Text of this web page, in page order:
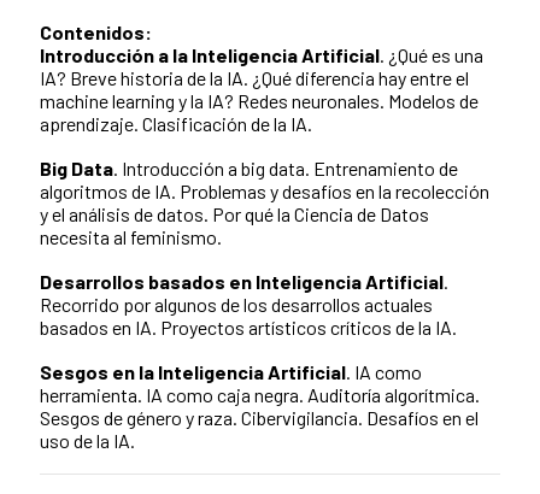
Contenidos:
Introducción a la Inteligencia Artificial . ¿Qué es una
IA? Breve historia de la IA. ¿Qué diferencia hay entre el
machine learning y la IA? Redes neuronales. Modelos de
aprendizaje. Clasificación de la IA.
Big Data . Introducción a big data. Entrenamiento de
algoritmos de IA. Problemas y desafíos en la recolección
y el análisis de datos. Por qué la Ciencia de Datos
necesita al feminismo.
Desarrollos basados en Inteligencia Artificial
Recorrido por algunos de los desarrollos actuales
basados en IA. Proyectos artísticos críticos de la IA.
Sesgos en la Inteligencia Artificial . IA como
herramienta. IA como caja negra. Auditoría algorítmica.
Sesgos de género y raza. Cibervigilancia. Desafíos en el
uso de la IA.